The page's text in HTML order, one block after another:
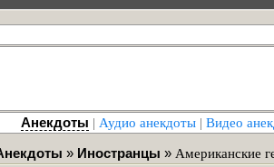
Анекдоты | Аудио анекдоты | Видео
» Иностранцы » Американские